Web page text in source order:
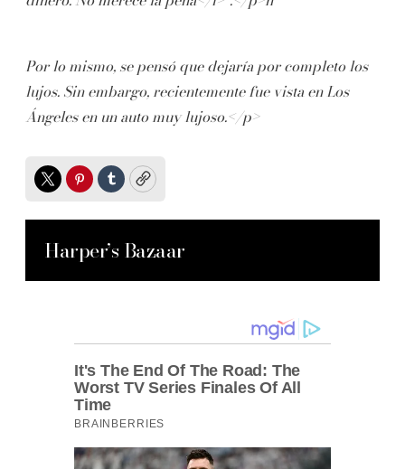
Por lo mismo, se pensó que dejaría por completo los
lujos. Sin embargo, recientemente fue vista en Los
Ángeles en un auto muy lujoso.</p>
TwitterPinterest
TumblrCopy
Harper’s Bazaar